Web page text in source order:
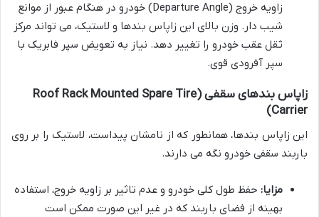
زاویه خروج (Departure Angle) خودرو در هنگام عبور از موانع
شیب دار. وزن بالای این زاپاس بندها و لاستیک، می تواند مرکز
ثقل عقب خودرو را تغییر دهد. نیاز به تعویض سپر فابریک با
سپر آفرودی قوی.
زاپاس بندهای سقفی (Roof Rack Mounted Spare Tire
Carrier)
این زاپاس بندها، همانطور که از نامشان پیداست، لاستیک را بر روی
باربند سقفی خودرو نگه می دارند.
مزایا: حفظ طول کلی خودرو و عدم تاثیر بر زاویه خروج، استفاده
بهینه از فضای باربند که در غیر این صورت ممکن است